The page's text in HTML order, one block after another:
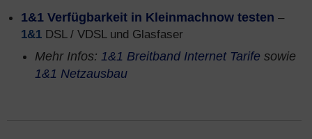
1&1 Verfügbarkeit in Kleinmachnow testen –
1&1 DSL / VDSL und Glasfaser
Mehr Infos: 1&1 Breitband Internet Tarife sowie
1&1 Netzausbau